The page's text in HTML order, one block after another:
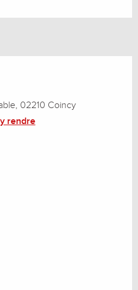
02210 Coincy
rendre